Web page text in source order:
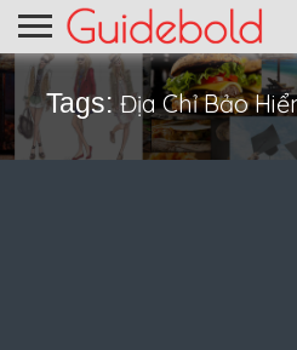
Tags:Địa Chỉ Bảo